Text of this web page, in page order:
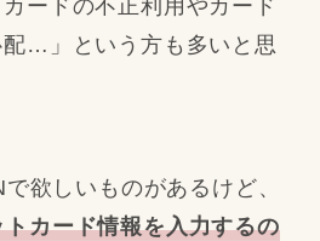
ードの不正利用やカード
…」という方も多いと思
欲しいものがあるけど、
カード情報を入力するの